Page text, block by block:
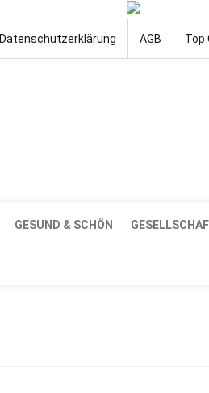
Datenschutzerklärung AGB Top
GESUND & SCHÖN